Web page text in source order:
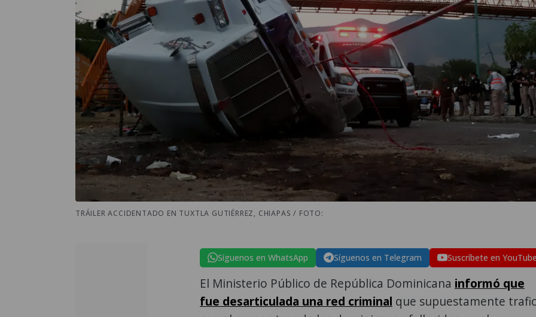
TRÁILER ACCIDENTADO EN TUXTLA GUTIÉRREZ, CHIAPAS / FOTO:
Síguenos en WhatsApp Síguenos en Telegram Suscríbete en
El Ministerio Público de República Dominicana informó que
fue desarticulada una red criminal que supuestamente